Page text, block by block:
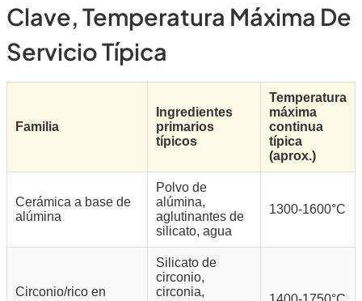
Clave, Temperatura Máxima De
Servicio Típica
Familia
Ingredientes
primarios
típicos
Temperatura
máxima
continua
típica
(aprox.)
Cerámica a base de
alúmina
Polvo de
alúmina,
aglutinantes de
silicato, agua
1300-1600°C
Circonio/rico en
Silicato de
circonio,
circonia,